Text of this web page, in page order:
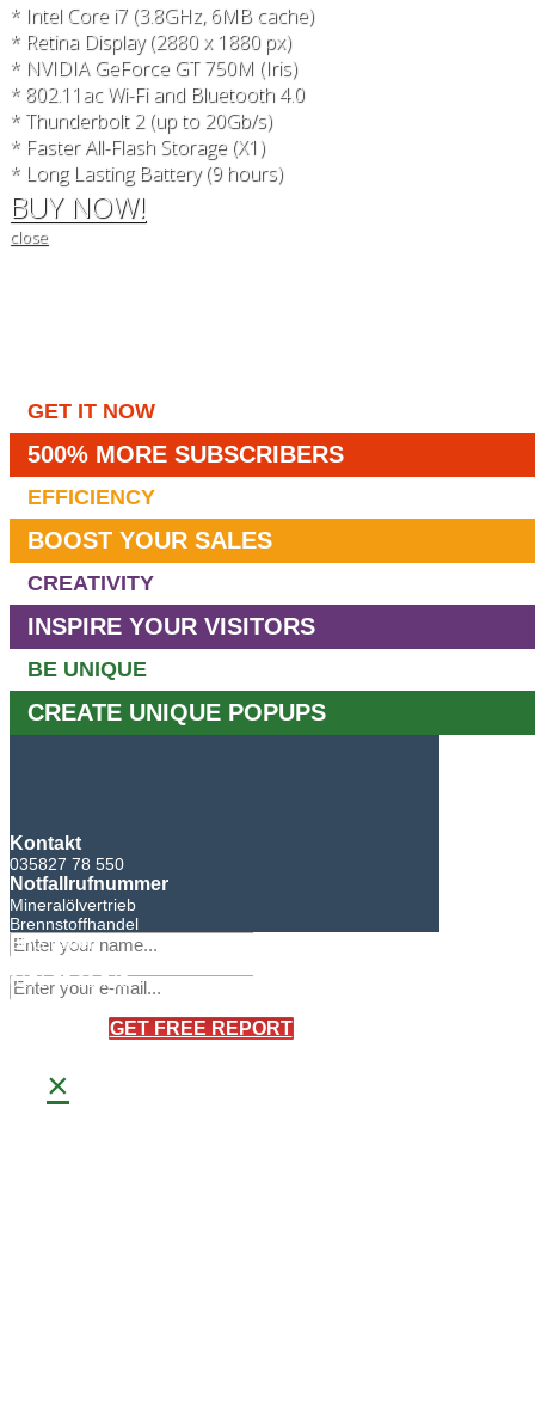
* Intel Core i7 (3.8GHz, 6MB cache)
* Retina Display (2880 x 1880 px)
* NVIDIA GeForce GT 750M (Iris)
* 802.11ac Wi-Fi and Bluetooth 4.0
* Thunderbolt 2 (up to 20Gb/s)
* Faster All-Flash Storage (X1)
* Long Lasting Battery (9 hours)
BUY NOW!
close
GET IT NOW
500% MORE SUBSCRIBERS
EFFICIENCY
BOOST YOUR SALES
CREATIVITY
INSPIRE YOUR VISITORS
BE UNIQUE
CREATE UNIQUE POPUPS
GET FREE REPORT
×
Kontakt
035827 78 550
Notfallrufnummer
Mineralölvertrieb
Brennstoffhandel
BHG Laden
Sandro Bretschneider
0171 75 90 745
×